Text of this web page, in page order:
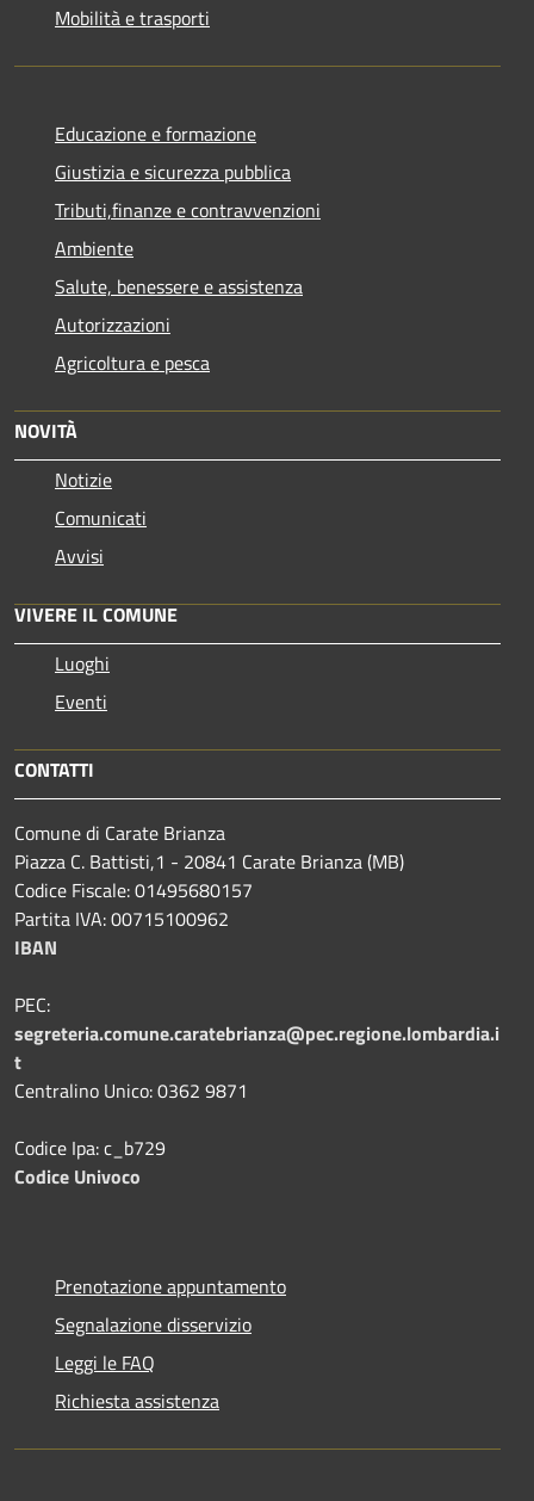
Mobilità e trasporti
Educazione e formazione
Giustizia e sicurezza pubblica
Tributi,finanze e contravvenzioni
Ambiente
Salute, benessere e assistenza
Autorizzazioni
Agricoltura e pesca
NOVITÀ
Notizie
Comunicati
Avvisi
VIVERE IL COMUNE
Luoghi
Eventi
CONTATTI
Comune di Carate Brianza
Piazza C. Battisti,1 - 20841 Carate Brianza (MB)
Codice Fiscale: 01495680157
Partita IVA: 00715100962
IBAN
PEC:
segreteria.comune.caratebrianza@pec.regione.lombardia.i
t
Centralino Unico: 0362 9871
Codice Ipa: c_b729
Codice Univoco
Prenotazione appuntamento
Segnalazione disservizio
Leggi le FAQ
Richiesta assistenza